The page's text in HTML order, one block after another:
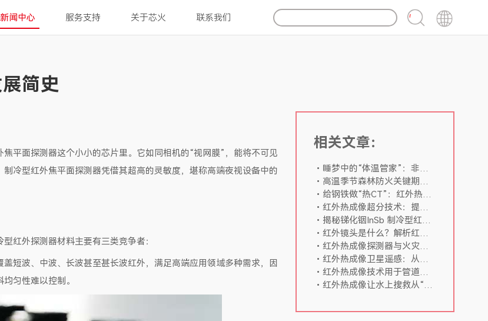
新闻中心 服务支持 关于芯火 联系我们
简史
平面探测器这个小小的芯片里。它如同相机的“视网膜”，能将不可见
制冷型红外焦平面探测器凭借其超高的灵敏度，堪称高端夜视设备中的
红外探测器材料主要有三类竞争者：
短波、中波、长波甚至甚长波红外，满足高端应用领域多种需求，因
匀性难以控制。
相关文章：
睡梦中的“体温管家”：非制冷红外模组在睡眠健康监测中的应用
高温季节森林防火关键期：芯火微电子iNT网络红外机芯助力火灾早期监测
给钢铁做“热CT”：红外热成像如何守护高温冶金
红外热成像超分技术：提升红外图像细节表现
揭秘锑化铟InSb 制冷型红外焦平面阵列
红外镜头是什么？解析红外热成像系统中的关键光学组件
红外热成像探测器与火灾探测器的区别
红外热成像卫星遥感：从热信息感知到空间观测
红外热成像技术用于管道安全检测的应用与优势
红外热成像让水上搜救从“大海捞针”变成“精准锁定”